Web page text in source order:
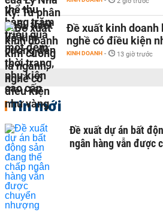
Đề xuất kinh doanh
nghề có điều kiện
KINH DOANH - 13 giờ trước
Tin mới
Đề xuất dự án bất
ngân hàng vẫn được